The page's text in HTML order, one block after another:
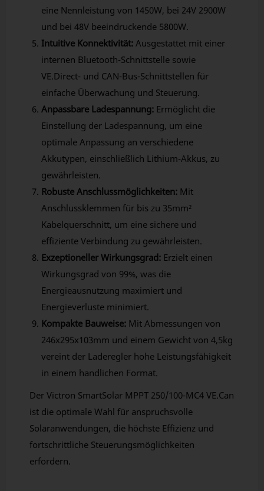
eine Nennleistung von 1450W, bei 24V 2900W
und bei 48V beeindruckende 5800W.
Intuitive Konnektivität: Ausgestattet mit einer
internen Bluetooth-Schnittstelle sowie
VE.Direct- und CAN-Bus-Schnittstellen für
einfache Überwachung und Steuerung.
Anpassbare Ladespannung: Ermöglicht die
Einstellung der Ladespannung, um eine
optimale Anpassung an verschiedene
Akkutypen, einschließlich Lithium-Akkus, zu
gewährleisten.
Robuste Anschlussmöglichkeiten: Mit
Anschlussklemmen für bis zu 35mm²
Kabelquerschnitt, um eine sichere und
effiziente Verbindung zu gewährleisten.
Exzeptioneller Wirkungsgrad: Erzielt einen
Wirkungsgrad von 99%, was die
Energieausnutzung maximiert und
Energieverluste minimiert.
Kompakte Bauweise: Mit Abmessungen von
246x295x103mm und einem Gewicht von 4,5kg
vereint der Laderegler hohe Leistungsfähigkeit
in einem handlichen Format.
Der Victron SmartSolar MPPT 250/100-MC4 VE.Can
ist die optimale Wahl für anspruchsvolle
Solaranwendungen, die höchste Effizienz und
fortschrittliche Steuerungsmöglichkeiten
erfordern.